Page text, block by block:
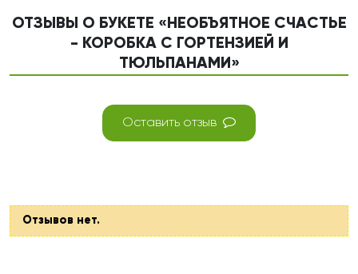
ОТЗЫВЫ О БУКЕТЕ «НЕОБЪЯТНОЕ СЧАСТЬЕ
- КОРОБКА С ГОРТЕНЗИЕЙ И
ТЮЛЬПАНАМИ»
Оставить отзыв
Отзывов нет.